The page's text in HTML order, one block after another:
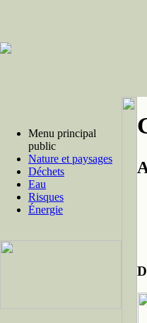
Menu principal
public
Nature et paysages
Déchets
Eau
Risques
Énergie